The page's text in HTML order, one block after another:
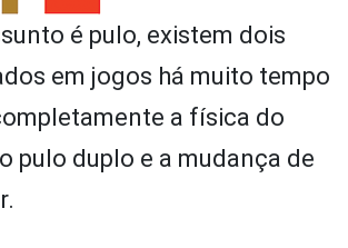
é pulo, existem dois
em jogos há muito tempo
a física do
pulo duplo e a mudança de